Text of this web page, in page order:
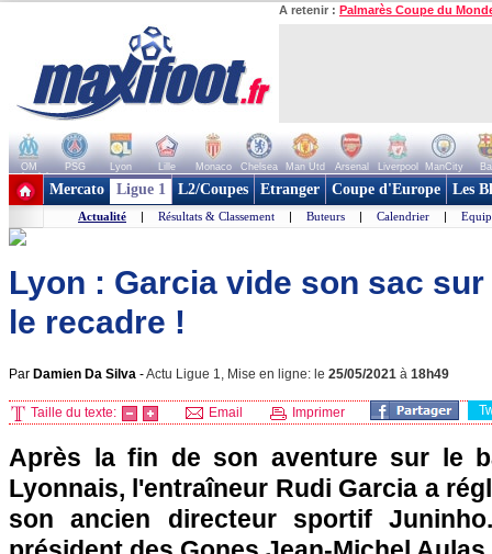
A retenir : Palmarès Coupe du
OM PSG Lyon Lille Monaco Chelsea Man Utd Arsenal Liverpool ManCity
+ de clubs
Mercato Ligue 1 L2/Coupes Etranger Coupe d'Europe Les
Actualité | Résultats & Classement | Buteurs | Calendrier |
Lyon : Garcia vide son sac
le recadre !
Par Damien Da Silva -Actu Ligue 1, Mise en ligne: le 25/05/2021 à 18h49
Taille du texte: Email Imprimer
Après la fin de son aventure sur le
Lyonnais, l'entraîneur Rudi Garcia a
son ancien directeur sportif